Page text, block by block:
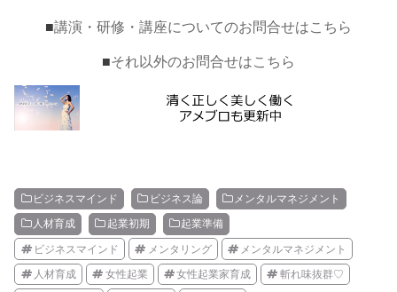
■講演・研修・講座についてのお問合せはこちら
■それ以外のお問合せはこちら
ビジネスマインド ビジネス論 メンタルマネジメント
人材育成 起業初期 起業準備
ビジネスマインド メンタリング メンタルマネジメント
人材育成 女性起業 女性起業家育成 斬れ味抜群♡